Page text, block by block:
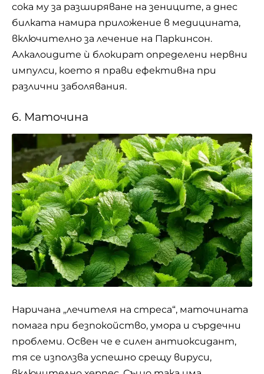
сока му за разширяване на зениците, а днес
билката намира приложение в медицината,
включително за лечение на Паркинсон.
Алкалоидите ѝ блокират определени нервни
импулси, което я прави ефективна при
различни заболявания.
6. Маточина
Наричана „лечителя на стреса“, маточината
помага при безпокойство, умора и сърдечни
проблеми. Освен че е силен антиоксидант,
тя се използва успешно срещу вируси,